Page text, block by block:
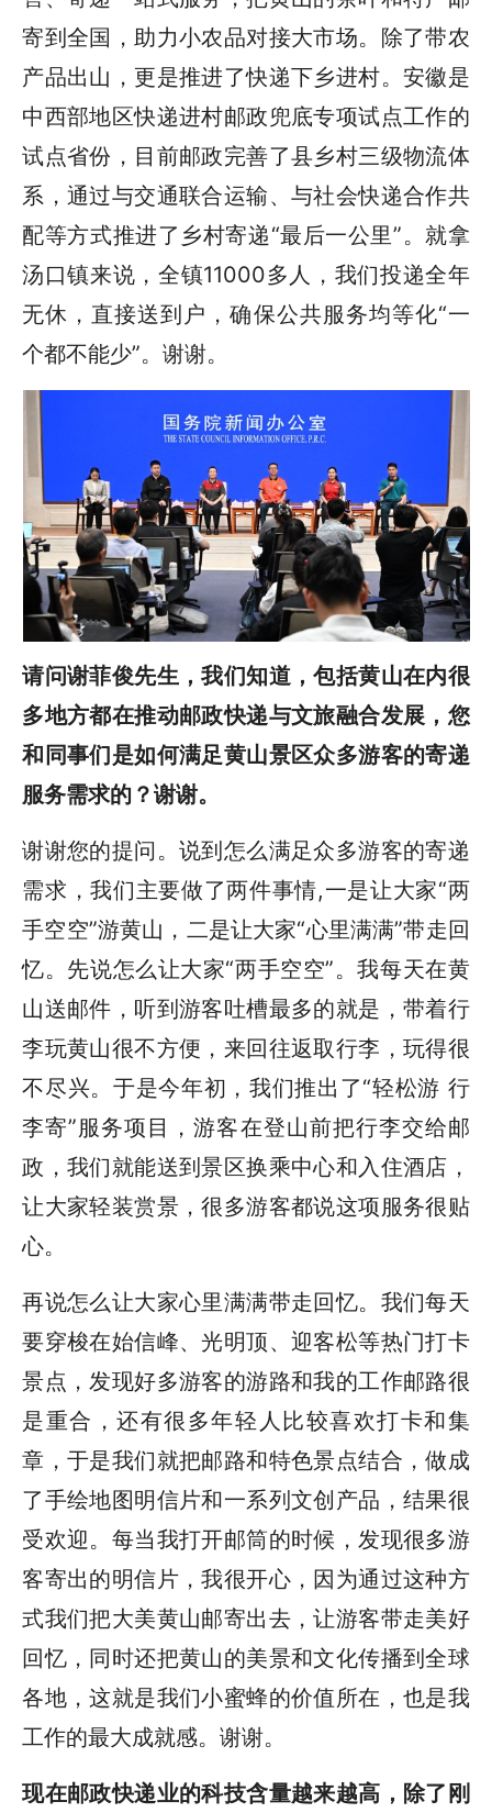
寄到全国，助力小农品对接大市场。除了带农
产品出山，更是推进了快递下乡进村。安徽是
中西部地区快递进村邮政兜底专项试点工作的
试点省份，目前邮政完善了县乡村三级物流体
系，通过与交通联合运输、与社会快递合作共
配等方式推进了乡村寄递“最后一公里”。就拿
汤口镇来说，全镇11000多人，我们投递全年
无休，直接送到户，确保公共服务均等化“一
个都不能少”。谢谢。
请问谢菲俊先生，我们知道，包括黄山在内很
多地方都在推动邮政快递与文旅融合发展，您
和同事们是如何满足黄山景区众多游客的寄递
服务需求的？谢谢。
谢谢您的提问。说到怎么满足众多游客的寄递
需求，我们主要做了两件事情,一是让大家“两
手空空”游黄山，二是让大家“心里满满”带走回
忆。先说怎么让大家“两手空空”。我每天在黄
山送邮件，听到游客吐槽最多的就是，带着行
李玩黄山很不方便，来回往返取行李，玩得很
不尽兴。于是今年初，我们推出了“轻松游 行
李寄”服务项目，游客在登山前把行李交给邮
政，我们就能送到景区换乘中心和入住酒店，
让大家轻装赏景，很多游客都说这项服务很贴
心。
再说怎么让大家心里满满带走回忆。我们每天
要穿梭在始信峰、光明顶、迎客松等热门打卡
景点，发现好多游客的游路和我的工作邮路很
是重合，还有很多年轻人比较喜欢打卡和集
章，于是我们就把邮路和特色景点结合，做成
了手绘地图明信片和一系列文创产品，结果很
受欢迎。每当我打开邮筒的时候，发现很多游
客寄出的明信片，我很开心，因为通过这种方
式我们把大美黄山邮寄出去，让游客带走美好
回忆，同时还把黄山的美景和文化传播到全球
各地，这就是我们小蜜蜂的价值所在，也是我
工作的最大成就感。谢谢。
现在邮政快递业的科技含量越来越高，除了刚